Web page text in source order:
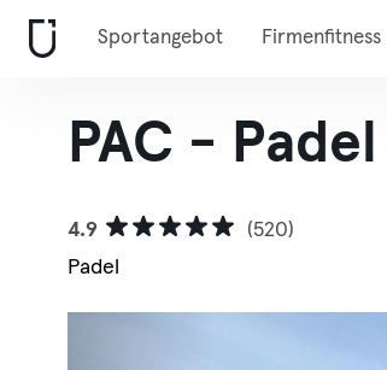
Sportangebot Firmenfitness
PAC -
4.9
(520)
Padel